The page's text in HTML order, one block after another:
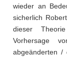
wieder an
sicherlich
dieser
Vorhersage
abgeänderten /